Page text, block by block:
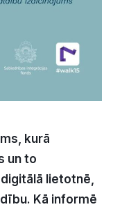
kurā
un to
lietotnē,
Kā informē